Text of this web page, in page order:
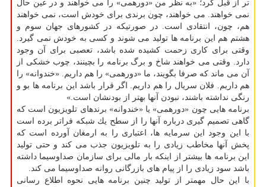
تر از قبل كرد؛ «به نظر من «دورهمی» را می خواهند و در عین حال
نمی خواهند. می خواهند، چون برندی برای خودش است، نمی خواهند
هم، چون، انتقادی است. در صورتیكه در كشورهای جهان سوم و
هشتم هم این برنامه ها تولید می شوند و كسی به خودش نمی گیرد.
وقتی برای كاری زحمت كشیده شده باشد، تعصبی برای آن وجود
دارد. وقتی می خواهند شاخ و برگ برنامه را بچینند، چوب خشكی از
آن می ماند كه صرفا بگویند، ما «دورهمی» را هم داریم. «خندوانه» را
هم داریم. فلان سریال را هم داریم. اگر قرار باشد این برنامه ها بو و
رنگی نداشته باشند، نبودن آنها بهتر از بودنشان است.»
برنامه هایی چون «دورهمی» یا «خندوانه» برندهای تلویزیون است كه
گاهی تصمیم گیری درباره آنها را از سطح یك شبكه فراتر برده است
با این وجود این سرمایه ها، اعتباری را به ارمغان آورده است كه
پخش آنها مخاطب زیادی را به تلویزیون جذب می كند و حتی تولید
این برنامه ها بیشتر از اینكه بار مالی برای سازمان صداوسیما داشته
باشد سود زیادی را از پیام های بازرگانی روانه صداوسیما می كند.
با این حال مهمتر از تولید چنین برنامه هایی نحوه اطلاع رسانی